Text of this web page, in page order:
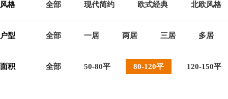
风格 全部 现代简约 欧式经典 北欧风格
户型 全部 一居 两居 三居 多居
面积 全部 50-80平 80-120平 120-150平